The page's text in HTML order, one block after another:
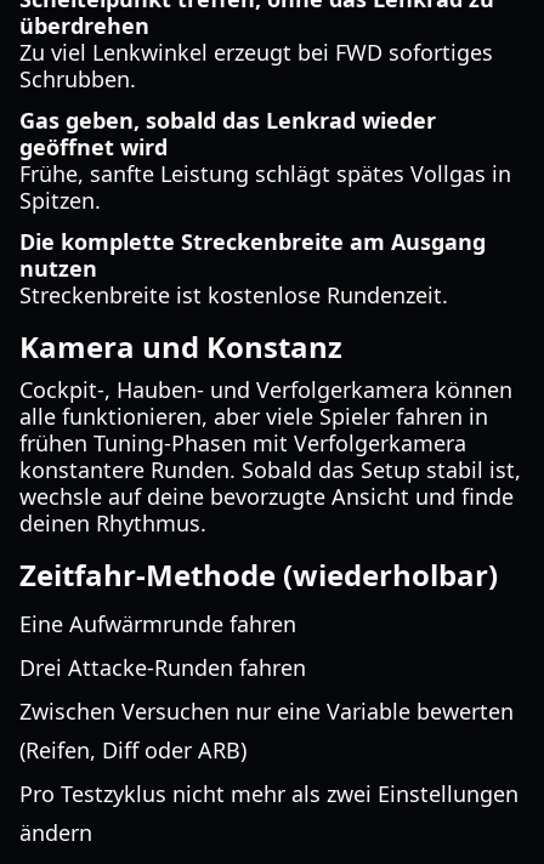
überdrehen
Zu viel Lenkwinkel erzeugt bei FWD sofortiges
Schrubben.
Gas geben, sobald das Lenkrad wieder
geöffnet wird
Frühe, sanfte Leistung schlägt spätes Vollgas in
Spitzen.
Die komplette Streckenbreite am Ausgang
nutzen
Streckenbreite ist kostenlose Rundenzeit.
Kamera und Konstanz
Cockpit-, Hauben- und Verfolgerkamera können
alle funktionieren, aber viele Spieler fahren in
frühen Tuning-Phasen mit Verfolgerkamera
konstantere Runden. Sobald das Setup stabil ist,
wechsle auf deine bevorzugte Ansicht und finde
deinen Rhythmus.
Zeitfahr-Methode (wiederholbar)
Eine Aufwärmrunde fahren
Drei Attacke-Runden fahren
Zwischen Versuchen nur eine Variable bewerten
(Reifen, Diff oder ARB)
Pro Testzyklus nicht mehr als zwei Einstellungen
ändern